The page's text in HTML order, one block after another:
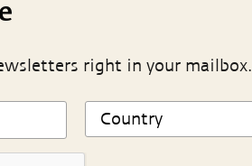
right in your mailbox.